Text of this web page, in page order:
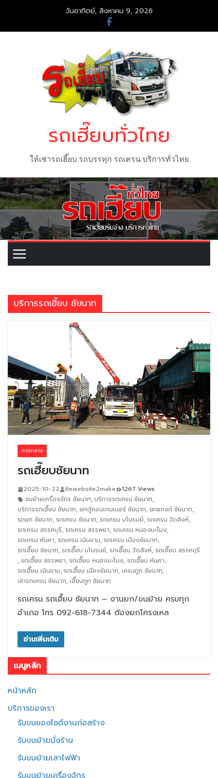
content
วันอาทิตย์, สิงหาคม 9, 2026
รถเฮี๊ยบทั่วไทย
ให้เช่ารถเฮี๊ยบ รถบรรทุก รถเครน บริการทั่วไทย
บริการรถเฮี๊ยบ ชัยนาท
ภาคกลาง
รถเฮี๊ยบชัยนาท
2025-10-22 tlewebsite2make
1267 Views
ขนย้ายเครื่องจักร ชัยนาท, บริการรถเครน ชัยนาท,
บริการรถเฮี๊ยบ ชัยนาท, ยกตู้คอนเทนเนอร์ ชัยนาท, ยกแทงก์ ชัยนาท,
รถยก ชัยนาท, รถเครน ชัยนาท, รถเครน มโนรมย์, รถเครน วัดสิงห์,
รถเครน สรรคบุรี, รถเครน สรรพยา, รถเครน หนองมะโมง,
รถเครน หันคา, รถเครน เนินขาม, รถเครน เมืองชัยนาท,
รถเฮี๊ยบ ชัยนาท, รถเฮี๊ยบ มโนรมย์, รถเฮี๊ยบ วัดสิงห์, รถเฮี๊ยบ สรรคบุรี
, รถเฮี๊ยบ สรรพยา, รถเฮี๊ยบ หนองมะโมง, รถเฮี๊ยบ หันคา,
รถเฮี๊ยบ เนินขาม, รถเฮี๊ยบ เมืองชัยนาท, เครนถูก ชัยนาท,
เช่ารถเครน ชัยนาท, เฮี๊ยบถูก ชัยนาท
รถเครน รถเฮี๊ยบ ชัยนาท – งานยก/ขนย้าย ครบทุก
อำเภอ โทร 092-618-7344 ต้องยกโครงเหล
อ่านเพิ่มเติม
เมนูหลัก
หน้าหลัก
บริการของเรา
รับขนของไซต์งานก่อสร้าง
รับขนย้ายนั่งร้าน
รับขนย้ายเสาไฟฟ้า